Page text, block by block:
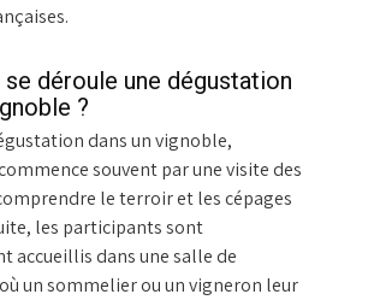
déroule une dégustation
?
dans un vignoble,
souvent par une visite des
le terroir et les cépages
les participants sont
accueillis dans une salle de
un sommelier ou un vigneron leur